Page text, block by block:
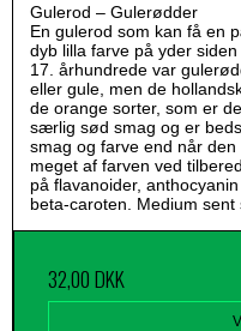
Gulerod – Gulerødder
En gulerod som kan få en
dyb lilla farve på yder
17. århundrede var
eller gule, men de
de orange sorter, som er
særlig sød smag og er
smag og farve end når
meget af farven ved
på flavanoider,
beta-caroten. Medium sent
32,00 DKK